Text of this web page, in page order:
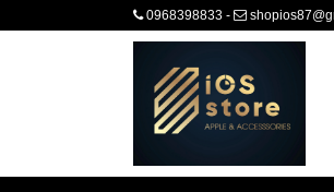
0968398833 -